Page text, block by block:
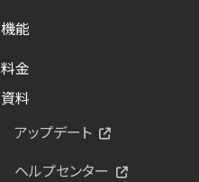
機能
料金
資料
アップデート
ヘルプセンター